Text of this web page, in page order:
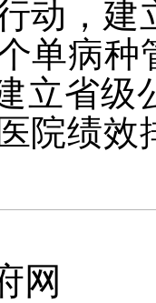
动，建
单病
立省级
院绩效
网